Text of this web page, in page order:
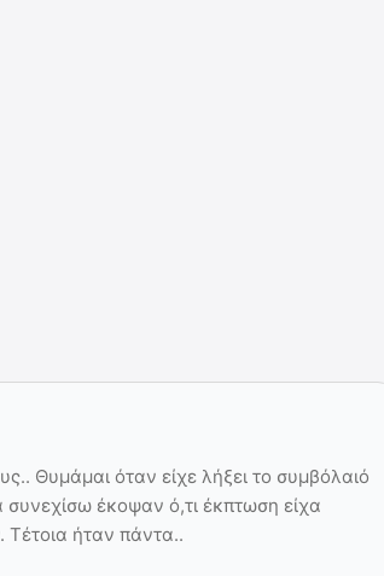
Θυμάμαι όταν είχε λήξει το συμβόλαιό
έκοψαν ό,τι έκπτωση είχα
Τέτοια ήταν πάντα..